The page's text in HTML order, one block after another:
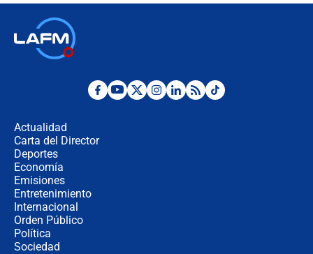
¿Por qué De la Espriella gobernará
Actualidad
Carta del Director
Deportes
Economía
Emisiones
Entretenimiento
Internacional
Orden Público
Política
Sociedad